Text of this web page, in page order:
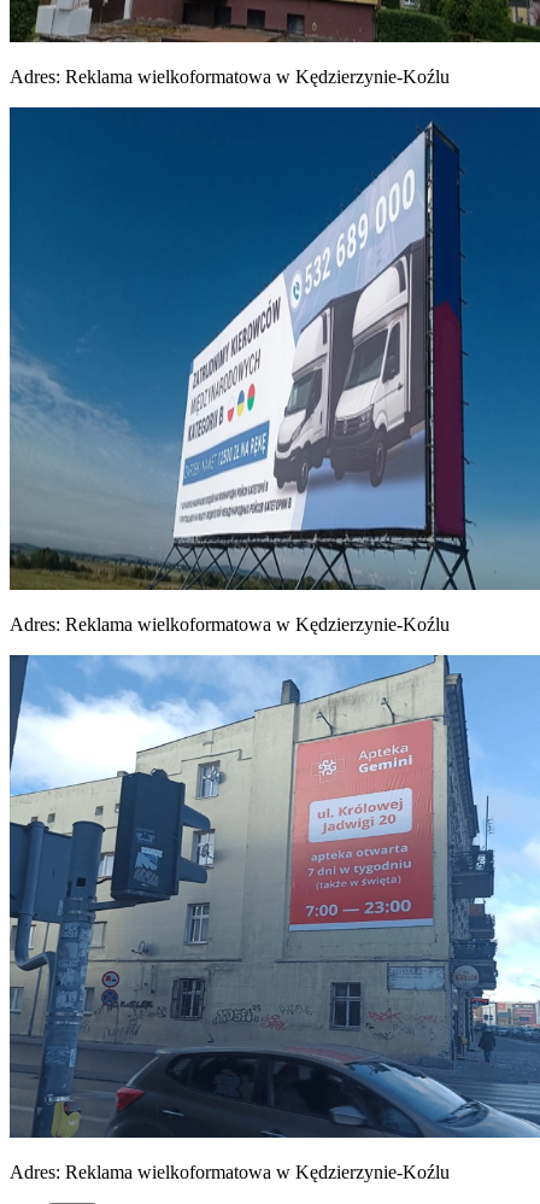
Adres: Reklama wielkoformatowa w Kędzierzynie-Koźlu
Adres: Reklama wielkoformatowa w Kędzierzynie-Koźlu
Adres: Reklama wielkoformatowa w Kędzierzynie-Koźlu